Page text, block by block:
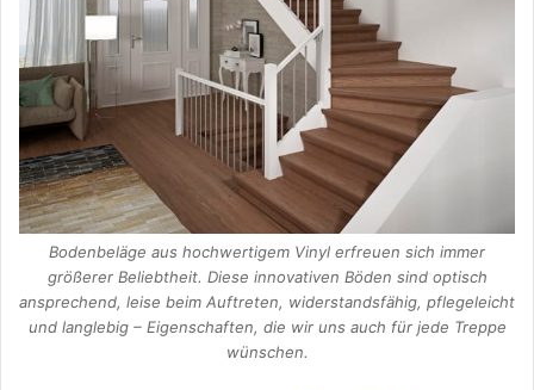
Bodenbeläge aus hochwertigem Vinyl erfreuen sich immer
größerer Beliebtheit. Diese innovativen Böden sind optisch
ansprechend, leise beim Auftreten, widerstandsfähig, pflegeleicht
und langlebig – Eigenschaften, die wir uns auch für jede Treppe
wünschen.